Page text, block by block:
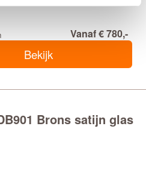
Vanaf € 780,-
Bekijk
Brons satijn glas